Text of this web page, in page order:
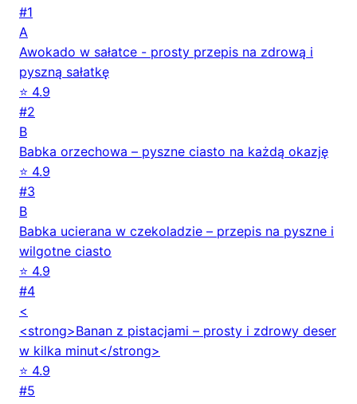
#1
A
Awokado w sałatce - prosty przepis na zdrową i
pyszną sałatkę
⭐ 4.9
#2
B
Babka orzechowa – pyszne ciasto na każdą okazję
⭐ 4.9
#3
B
Babka ucierana w czekoladzie – przepis na pyszne i
wilgotne ciasto
⭐ 4.9
#4
<
<strong>Banan z pistacjami – prosty i zdrowy deser
w kilka minut</strong>
⭐ 4.9
#5